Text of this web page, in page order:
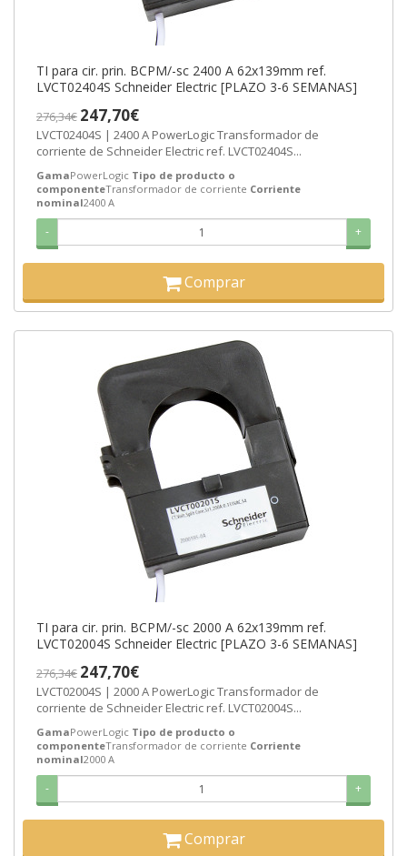
TI para cir. prin. BCPM/-sc 2400 A 62x139mm ref.
LVCT02404S Schneider Electric [PLAZO 3-6 SEMANAS]
276,34€ 247,70€
LVCT02404S | 2400 A PowerLogic Transformador de
corriente de Schneider Electric ref. LVCT02404S...
GamaPowerLogic Tipo de producto o
componenteTransformador de corriente Corriente
nominal2400 A
- +
Comprar
TI para cir. prin. BCPM/-sc 2000 A 62x139mm ref.
LVCT02004S Schneider Electric [PLAZO 3-6 SEMANAS]
276,34€ 247,70€
LVCT02004S | 2000 A PowerLogic Transformador de
corriente de Schneider Electric ref. LVCT02004S...
GamaPowerLogic Tipo de producto o
componenteTransformador de corriente Corriente
nominal2000 A
- +
Comprar